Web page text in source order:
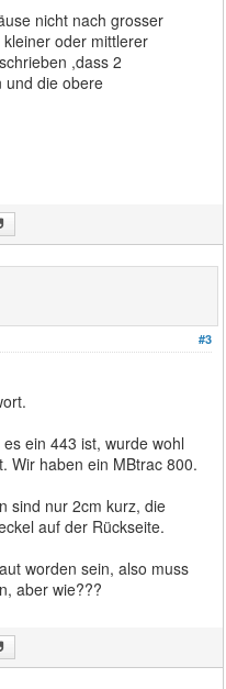
nicht nach grosser
oder mittlerer
,dass 2
und die obere
#3
ein 443 ist, wurde wohl
Wir haben ein MBtrac 800.
sind nur 2cm kurz, die
auf der Rückseite.
worden sein, also muss
aber wie???